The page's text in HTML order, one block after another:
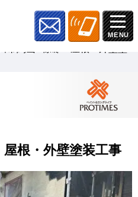
根・外壁塗装工事